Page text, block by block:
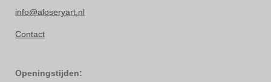
info@aloseryart.nl
Contact
Openingstijden: